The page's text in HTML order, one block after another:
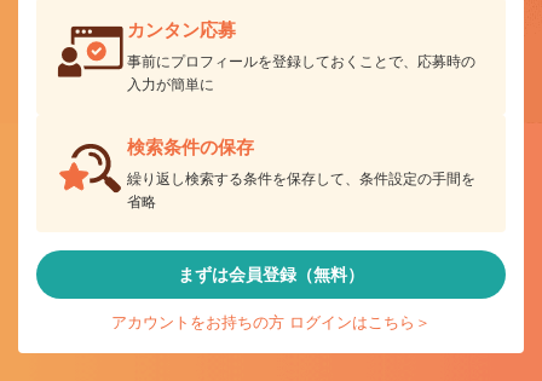
カンタン応募
事前にプロフィールを登録しておくことで、応募時の
入力が簡単に
検索条件の保存
繰り返し検索する条件を保存して、条件設定の手間を
省略
まずは会員登録（無料）
アカウントをお持ちの方 ログインはこちら＞